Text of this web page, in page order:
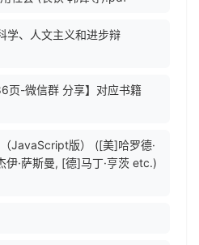
学、人文主义和进步辩
页-微信群 分享】对应书籍
JavaScript版） ([美]哈罗德·
伊·萨斯曼, [德]马丁·亨茨 etc.)